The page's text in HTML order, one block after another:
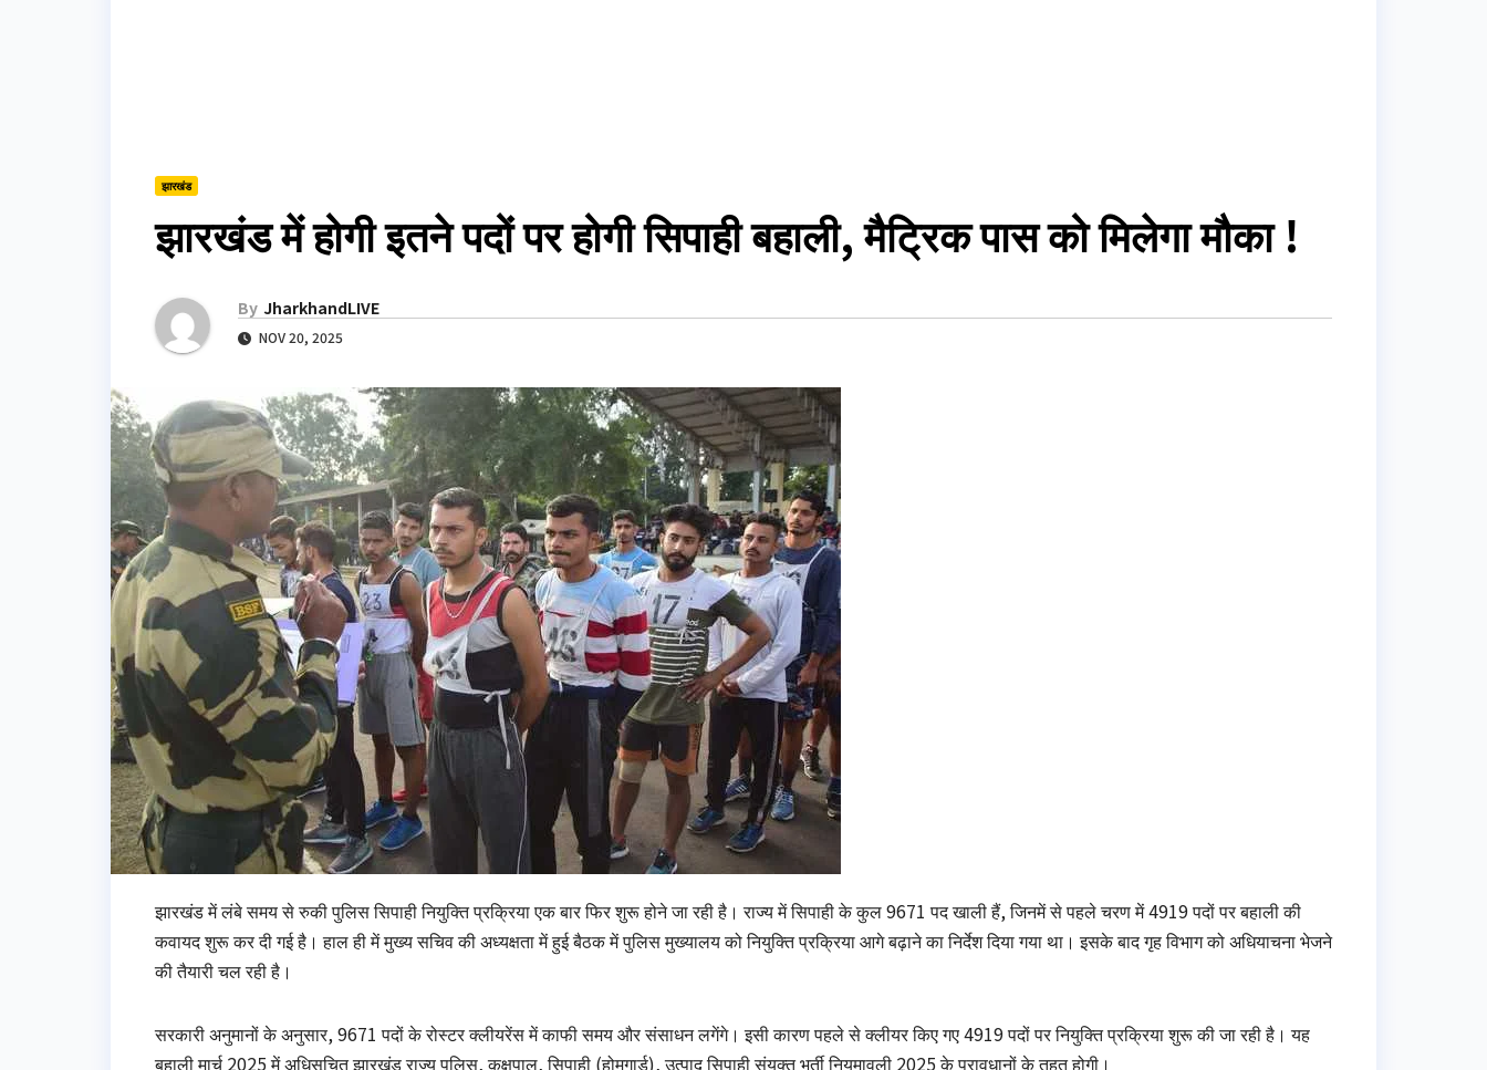
झारखंड
झारखंड में होगी इतने पदों पर होगी सिपाही बहाली, मैट्रिक पास को मिलेगा मौका !
By JharkhandLIVE
NOV 20, 2025
झारखंड में लंबे समय से रुकी पुलिस सिपाही नियुक्ति प्रक्रिया एक बार फिर शुरू होने जा रही है। राज्य में सिपाही के कुल 9671 पद खाली हैं, जिनमें से पहले चरण में 4919 पदों पर बहाली की
कवायद शुरू कर दी गई है। हाल ही में मुख्य सचिव की अध्यक्षता में हुई बैठक में पुलिस मुख्यालय को नियुक्ति प्रक्रिया आगे बढ़ाने का निर्देश दिया गया था। इसके बाद गृह विभाग को अधियाचना भेजने
की तैयारी चल रही है।
सरकारी अनुमानों के अनुसार, 9671 पदों के रोस्टर क्लीयरेंस में काफी समय और संसाधन लगेंगे। इसी कारण पहले से क्लीयर किए गए 4919 पदों पर नियुक्ति प्रक्रिया शुरू की जा रही है। यह
बहाली मार्च 2025 में अधिसूचित झारखंड राज्य पुलिस, कक्षपाल, सिपाही (होमगार्ड), उत्पाद सिपाही संयुक्त भर्ती नियमावली 2025 के प्रावधानों के तहत होगी।